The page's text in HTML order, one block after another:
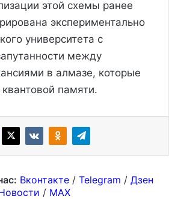
этой схемы ранее
экспериментально
университета с
между
в алмазе, которые
памяти.
Вконтакте / Telegram / Дзен
/ MAX